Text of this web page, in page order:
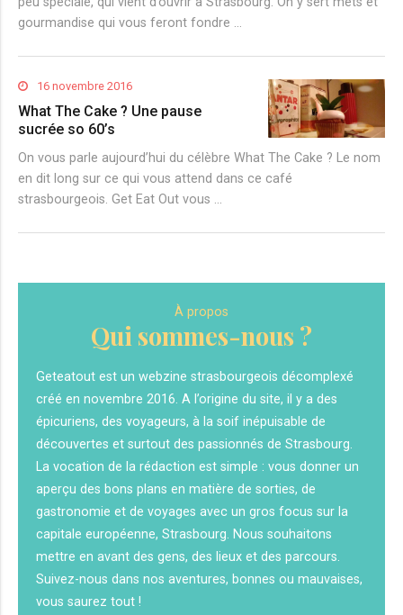
gourmandise qui vous feront fondre …
16 novembre 2016
What The Cake ? Une pause
sucrée so 60’s
On vous parle aujourd’hui du célèbre What The Cake ? Le nom
en dit long sur ce qui vous attend dans ce café
strasbourgeois. Get Eat Out vous …
À propos
Qui sommes-nous ?
Geteatout est un webzine strasbourgeois décomplexé
créé en novembre 2016. A l’origine du site, il y a des
épicuriens, des voyageurs, à la soif inépuisable de
découvertes et surtout des passionnés de Strasbourg.
La vocation de la rédaction est simple : vous donner un
aperçu des bons plans en matière de sorties, de
gastronomie et de voyages avec un gros focus sur la
capitale européenne, Strasbourg. Nous souhaitons
mettre en avant des gens, des lieux et des parcours.
Suivez-nous dans nos aventures, bonnes ou mauvaises,
vous saurez tout !